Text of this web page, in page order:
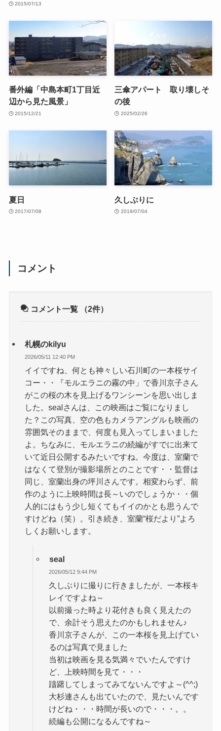
2015/07/13
番外編「中島本町1丁目近
辺から見た風景」
2015/12/21
三傘アパート 取り壊しそ
の後
2025/02/26
夏日
2017/07/08
久しぶりに
2019/07/04
コメント
コメント一覧 （2件）
札幌のkilyu
2026/05/11 12:40 PM
イイですね、何とも神々しい石川町の一本桜サイ
コー・・『モルエラニの霧の中」で香川京子さん
がこの桜の木を見上げるワンシーンを思い出しま
した。sealさんは、この映画はご覧になりまし
た？この写真、空の色もカメラアングルも映画の
雰囲気そのままで、何度も見入ってしまいました
よ。ちなみに、モルエラニの続編がすでに出来て
いて近日公開するみたいですね。今度は、室蘭で
はなくて登別が撮影場所とのことです・・監督は
同じ、室蘭出身の坪川さんです。相変わらず、前
作のように上映時間は長～いのでしょうか・・個
人的にはもう少し短くてもイイのかとも思うんで
すけどね（笑）。引き続き、室蘭“桜だより”よろ
しくお願いします。
seal
2026/05/12 9:44 PM
久しぶりに撮りに行きましたが、一本桜キ
レイですよね～
以前撮った時より花付きも良く見えたの
で、余計そう思えたのかもしれません♪
香川京子さんが、この一本桜を見上げてい
るのは写真で見ました
当初は映画を見る気満々でいたんですけ
ど、上映時間を見て・・・
躊躇してしまってみてないんですよ～(^^;)
大杉連さんも出ていたので、見たいんです
けどね・・・時間が長いので・・・。。
続編も公開になるんですね～